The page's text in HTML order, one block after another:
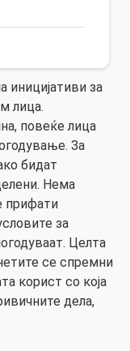
иницијативи за
лица.
повеќе лица
За
бидат
Нема
прифати
за
Целта
се спремни
корист со која
дела,